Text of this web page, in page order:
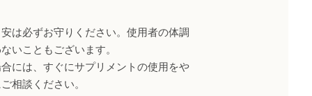
は必ずお守りください。使用者の体調
いこともございます。
には、すぐにサプリメントの使用をや
相談ください。